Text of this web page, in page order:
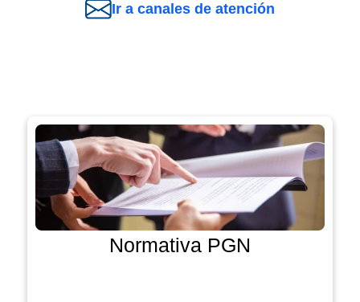
Ir a canales de atención
Normativa PGN